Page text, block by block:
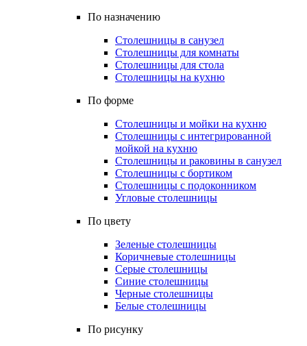
По назначению
Столешницы в санузел
Столешницы для комнаты
Столешницы для стола
Столешницы на кухню
По форме
Столешницы и мойки на кухню
Столешницы с интегрированной
мойкой на кухню
Столешницы и раковины в санузел
Столешницы с бортиком
Столешницы с подоконником
Угловые столешницы
По цвету
Зеленые столешницы
Коричневые столешницы
Серые столешницы
Синие столешницы
Черные столешницы
Белые столешницы
По рисунку